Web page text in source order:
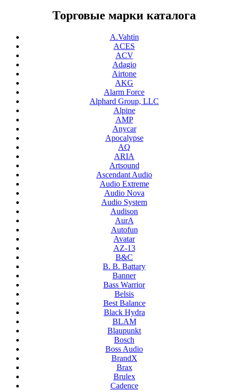
Торговые марки каталога
A.Vahtin
ACES
ACV
Adagio
Airtone
AKG
Alarm Force
Alphard Group, LLC
Alpine
AMP
Anycar
Apocalypse
AQ
ARIA
Artsound
Ascendant Audio
Audio Extreme
Audio Nova
Audio System
Audison
AurA
Autofun
Avatar
AZ-13
B&C
B. B. Battary
Banner
Bass Warrior
Belsis
Best Balance
Black Hydra
BLAM
Blaupunkt
Bosch
Boss Audio
BrandX
Brax
Brulex
Cadence